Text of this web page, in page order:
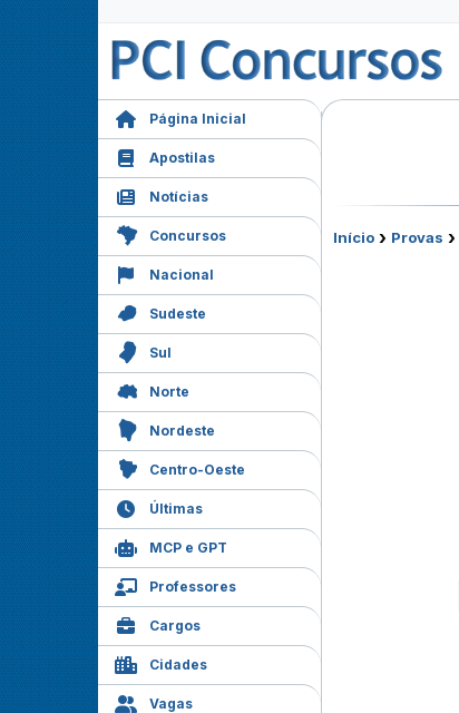
Página Inicial
Apostilas
Notícias
Concursos
Nacional
Sudeste
Sul
Norte
Nordeste
Centro-Oeste
Últimas
MCP e GPT
Professores
Cargos
Cidades
Vagas
Início › Provas ›